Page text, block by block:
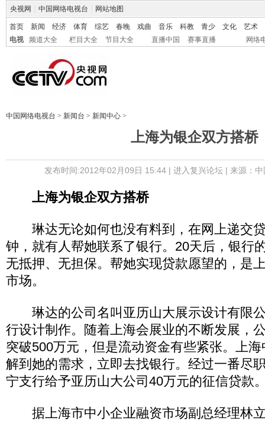
央视网 中国网络电视台 网站地图
首页 新闻 经济 体育 综艺 春晚 戏曲 音乐 科教 青少 文化
艺术
电视
频道大全 栏目大全 节目大全 直播中国 赛事直播 网络
中国网络电视台 > 新闻台 > 新闻中心 >
上海为银企双方搭桥
发布时间:2012年02月09日 15:44 | 进入复兴论坛| 来源：
上海为银企双方搭桥
琳达无论如何也没有料到，在网上递交
钟，就有人帮她联系了银行。20天后，银行
无抵押、无担保。帮她实现贷款愿望的，是
市场。
琳达的公司名叫亚历山大展示设计有限
行设计制作。随着上海会展业的不断发展，
突破500万元，但是流动资金有些紧张。上
解到她的需求，立即去找银行。经过一番尽
宁支行给予亚历山大公司40万元的征信贷款
据上海市中小企业融资市场副总经理林